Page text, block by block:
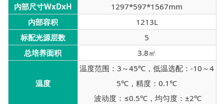
内部尺寸WxDxH
1297*597*1567mm
内部容积
1213L
标配光源层数
5
总培养面积
3.8㎡
温度
温度范围：3～45℃，低温选配：-10～4
5℃，精度：0.1℃
波动度：≤0.5℃，均匀度：±2℃